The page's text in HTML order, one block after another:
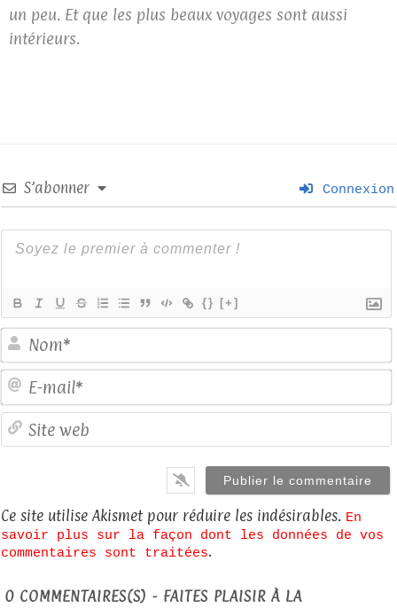
un peu. Et que les plus beaux voyages sont aussi
intérieurs.
S’abonner Connexion
{} [+]
Ce site utilise Akismet pour réduire les indésirables. En
savoir plus sur la façon dont les données de vos
commentaires sont traitées.
0 COMMENTAIRES(S) - FAITES PLAISIR À LA